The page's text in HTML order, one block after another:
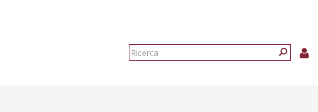
Form